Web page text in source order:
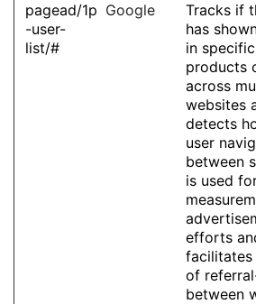
pagead/1p
-user-
list/#
Google
Tracks if
has
in specific
products
across
websites
detects
user
between
is used
efforts
facilitates
of
between